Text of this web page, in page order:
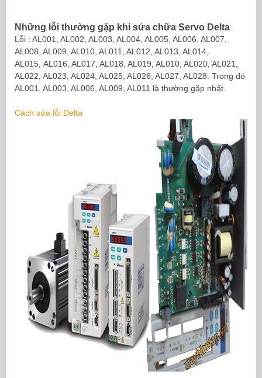
Những lỗi thường gặp khi sửa chữa Servo Delta
Lỗi : AL001, AL002, AL003, AL004, AL005, AL006, AL007,
AL008, AL009, AL010, AL011, AL012, AL013, AL014,
AL015, AL016, AL017, AL018, AL019, AL010, AL020, AL021,
AL022, AL023, AL024, AL025, AL026, AL027, AL028. Trong đó
AL001, AL003, AL006, AL009, AL011 là thường gặp nhất.
Cách sửa lỗi Delta